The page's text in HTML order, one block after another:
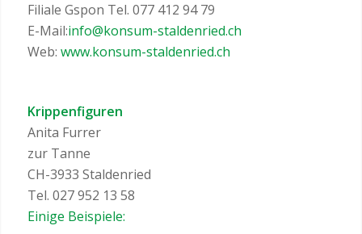
Filiale Gspon Tel. 077 412 94 79
E-Mail:info@konsum-staldenried.ch
Web: www.konsum-staldenried.ch
Krippenfiguren
Anita Furrer
zur Tanne
CH-3933 Staldenried
Tel. 027 952 13 58
Einige Beispiele: